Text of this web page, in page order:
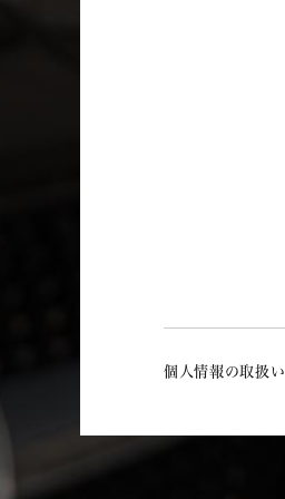
個人情報の取扱い